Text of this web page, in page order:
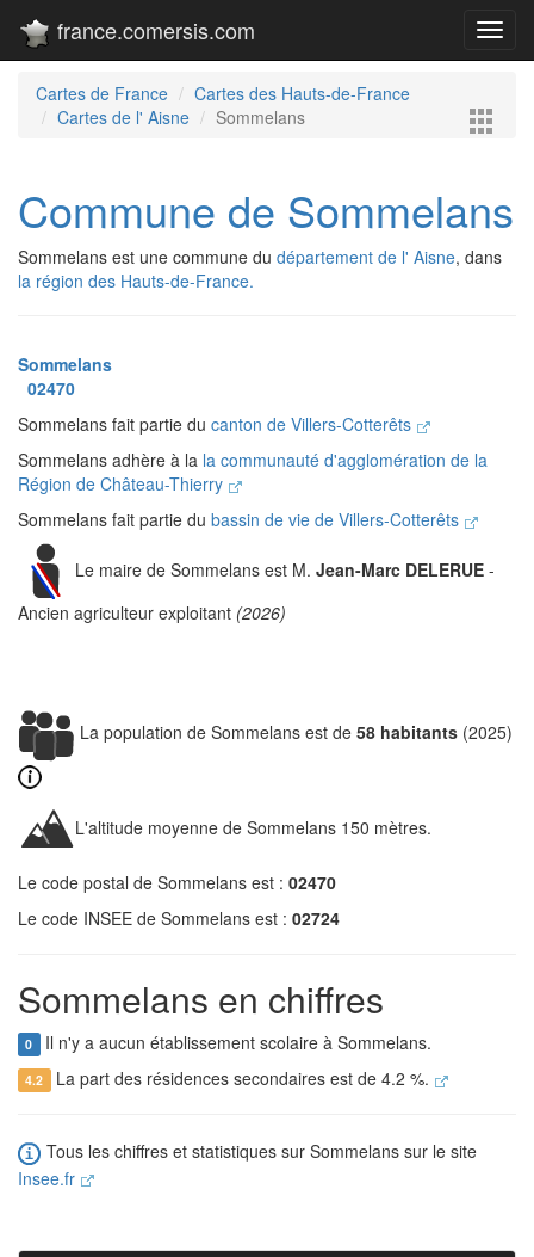
france.comersis.com
Cartes de France
Cartes des Hauts-de-France
Cartes de l' Aisne
Sommelans
Commune de Sommelans
Sommelans est une commune du département de l' Aisne, dans
la région des Hauts-de-France.
Sommelans
02470
Sommelans fait partie du canton de Villers-Cotterêts
Sommelans adhère à la la communauté d'agglomération de la
Région de Château-Thierry
Sommelans fait partie du bassin de vie de Villers-Cotterêts
Le maire de Sommelans est M. Jean-Marc DELERUE -
Ancien agriculteur exploitant (2026)
La population de Sommelans est de 58 habitants (2025)
L'altitude moyenne de Sommelans 150 mètres.
Le code postal de Sommelans est : 02470
Le code INSEE de Sommelans est : 02724
Sommelans en chiffres
0 Il n'y a aucun établissement scolaire à Sommelans.
4.2 La part des résidences secondaires est de 4.2 %.
Tous les chiffres et statistiques sur Sommelans sur le site
Insee.fr